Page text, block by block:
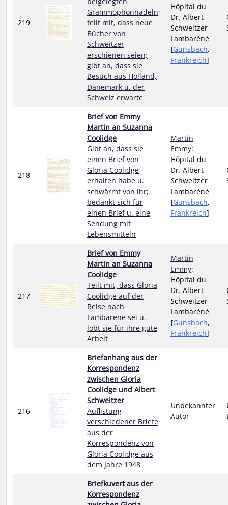
219
Grammophonnadeln;
teilt mit, dass neue
Bücher von
Schweitzer
erschienen seien;
gibt an, dass sie
Besuch aus Holland,
Dänemark u. der
Schweiz erwarte
Hôpital du
Dr. Albert
Schweitzer
Lambaréné
[Gunsbach,
Frankreich]
218
Brief von Emmy
Martin an Suzanna
Coolidge
Gibt an, dass sie
einen Brief von
Gloria Coolidge
erhalten habe u.
schwärmt von ihr;
bedankt sich für
einen Brief u. eine
Sendung mit
Lebensmitteln
Martin,
Emmy:
Hôpital du
Dr. Albert
Schweitzer
Lambaréné
[Gunsbach,
Frankreich]
217
Brief von Emmy
Martin an Suzanna
Coolidge
Teilt mit, dass Gloria
Coolidge auf der
Reise nach
Lambarene sei u.
lobt sie für ihre gute
Arbeit
Martin,
Emmy:
Hôpital du
Dr. Albert
Schweitzer
Lambaréné
[Gunsbach,
Frankreich]
216
Briefanhang aus der
Korrespondenz
zwischen Gloria
Coolidge und Albert
Schweitzer
Auflistung
verschiedener Briefe
aus der
Korrespondenz von
Gloria Coolidge aus
dem Jahre 1948
Unbekannter
Autor
Briefkuvert aus der
Korrespondenz